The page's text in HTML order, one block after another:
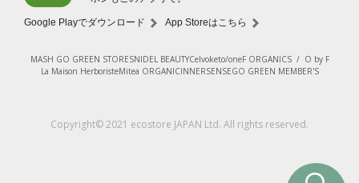
法人会員サービス
New Zealand Site
Google Playでダウンロード App Storeはこちら
MASH GO GREEN STORESNIDEL BEAUTYCelvoketo/oneF ORGANICS/ O by F
La Maison HerboristeMitea ORGANICINNERSENSEGO GREEN MEMBER'S
Copyright© 2021 ecostore JAPAN Ltd. All rights reserved.